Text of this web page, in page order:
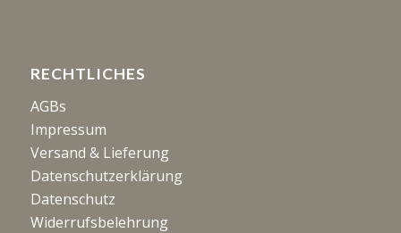
RECHTLICHES
AGBs
Impressum
Versand & Lieferung
Datenschutzerklärung
Datenschutz
Widerrufsbelehrung